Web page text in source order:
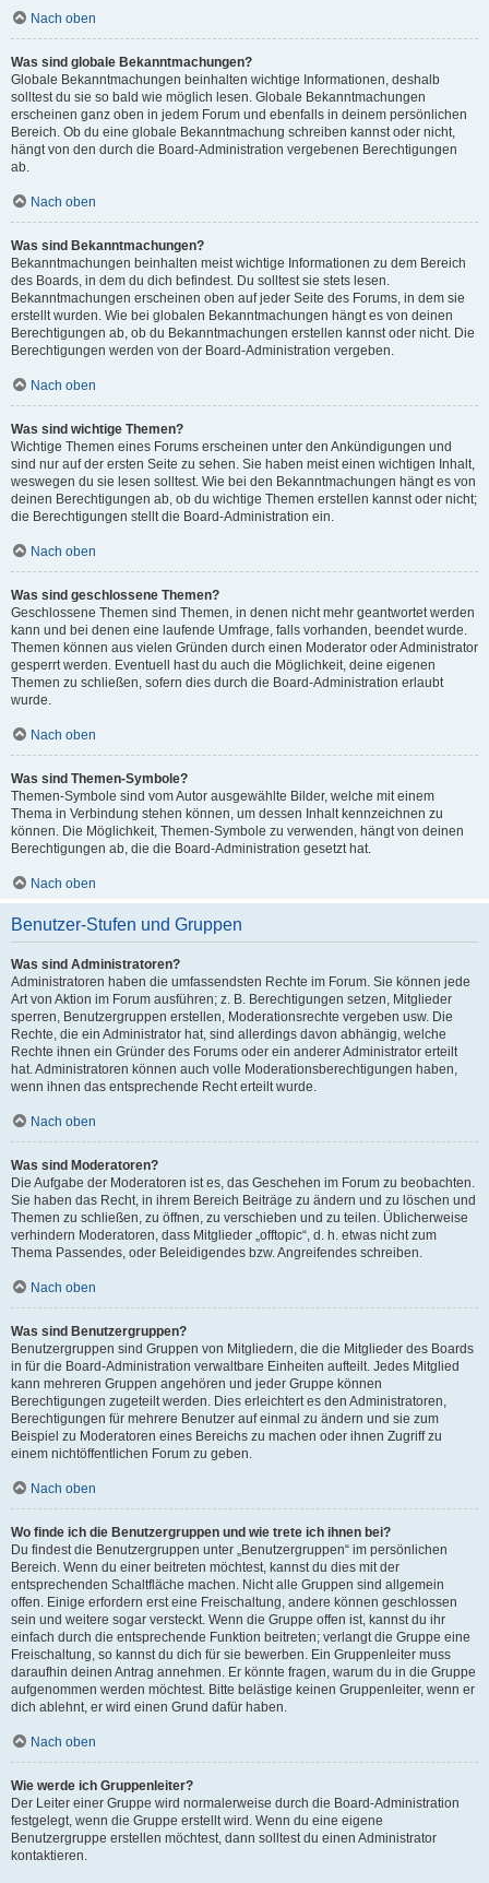
Nach oben
Was sind globale Bekanntmachungen?
Globale Bekanntmachungen beinhalten wichtige Informationen, deshalb
solltest du sie so bald wie möglich lesen. Globale Bekanntmachungen
erscheinen ganz oben in jedem Forum und ebenfalls in deinem persönlichen
Bereich. Ob du eine globale Bekanntmachung schreiben kannst oder nicht,
hängt von den durch die Board-Administration vergebenen Berechtigungen
ab.
Nach oben
Was sind Bekanntmachungen?
Bekanntmachungen beinhalten meist wichtige Informationen zu dem Bereich
des Boards, in dem du dich befindest. Du solltest sie stets lesen.
Bekanntmachungen erscheinen oben auf jeder Seite des Forums, in dem sie
erstellt wurden. Wie bei globalen Bekanntmachungen hängt es von deinen
Berechtigungen ab, ob du Bekanntmachungen erstellen kannst oder nicht. Die
Berechtigungen werden von der Board-Administration vergeben.
Nach oben
Was sind wichtige Themen?
Wichtige Themen eines Forums erscheinen unter den Ankündigungen und
sind nur auf der ersten Seite zu sehen. Sie haben meist einen wichtigen Inhalt,
weswegen du sie lesen solltest. Wie bei den Bekanntmachungen hängt es von
deinen Berechtigungen ab, ob du wichtige Themen erstellen kannst oder nicht;
die Berechtigungen stellt die Board-Administration ein.
Nach oben
Was sind geschlossene Themen?
Geschlossene Themen sind Themen, in denen nicht mehr geantwortet werden
kann und bei denen eine laufende Umfrage, falls vorhanden, beendet wurde.
Themen können aus vielen Gründen durch einen Moderator oder Administrator
gesperrt werden. Eventuell hast du auch die Möglichkeit, deine eigenen
Themen zu schließen, sofern dies durch die Board-Administration erlaubt
wurde.
Nach oben
Was sind Themen-Symbole?
Themen-Symbole sind vom Autor ausgewählte Bilder, welche mit einem
Thema in Verbindung stehen können, um dessen Inhalt kennzeichnen zu
können. Die Möglichkeit, Themen-Symbole zu verwenden, hängt von deinen
Berechtigungen ab, die die Board-Administration gesetzt hat.
Nach oben
Benutzer-Stufen und Gruppen
Was sind Administratoren?
Administratoren haben die umfassendsten Rechte im Forum. Sie können jede
Art von Aktion im Forum ausführen; z. B. Berechtigungen setzen, Mitglieder
sperren, Benutzergruppen erstellen, Moderationsrechte vergeben usw. Die
Rechte, die ein Administrator hat, sind allerdings davon abhängig, welche
Rechte ihnen ein Gründer des Forums oder ein anderer Administrator erteilt
hat. Administratoren können auch volle Moderationsberechtigungen haben,
wenn ihnen das entsprechende Recht erteilt wurde.
Nach oben
Was sind Moderatoren?
Die Aufgabe der Moderatoren ist es, das Geschehen im Forum zu beobachten.
Sie haben das Recht, in ihrem Bereich Beiträge zu ändern und zu löschen und
Themen zu schließen, zu öffnen, zu verschieben und zu teilen. Üblicherweise
verhindern Moderatoren, dass Mitglieder „offtopic“, d. h. etwas nicht zum
Thema Passendes, oder Beleidigendes bzw. Angreifendes schreiben.
Nach oben
Was sind Benutzergruppen?
Benutzergruppen sind Gruppen von Mitgliedern, die die Mitglieder des Boards
in für die Board-Administration verwaltbare Einheiten aufteilt. Jedes Mitglied
kann mehreren Gruppen angehören und jeder Gruppe können
Berechtigungen zugeteilt werden. Dies erleichtert es den Administratoren,
Berechtigungen für mehrere Benutzer auf einmal zu ändern und sie zum
Beispiel zu Moderatoren eines Bereichs zu machen oder ihnen Zugriff zu
einem nichtöffentlichen Forum zu geben.
Nach oben
Wo finde ich die Benutzergruppen und wie trete ich ihnen bei?
Du findest die Benutzergruppen unter „Benutzergruppen“ im persönlichen
Bereich. Wenn du einer beitreten möchtest, kannst du dies mit der
entsprechenden Schaltfläche machen. Nicht alle Gruppen sind allgemein
offen. Einige erfordern erst eine Freischaltung, andere können geschlossen
sein und weitere sogar versteckt. Wenn die Gruppe offen ist, kannst du ihr
einfach durch die entsprechende Funktion beitreten; verlangt die Gruppe eine
Freischaltung, so kannst du dich für sie bewerben. Ein Gruppenleiter muss
daraufhin deinen Antrag annehmen. Er könnte fragen, warum du in die Gruppe
aufgenommen werden möchtest. Bitte belästige keinen Gruppenleiter, wenn er
dich ablehnt, er wird einen Grund dafür haben.
Nach oben
Wie werde ich Gruppenleiter?
Der Leiter einer Gruppe wird normalerweise durch die Board-Administration
festgelegt, wenn die Gruppe erstellt wird. Wenn du eine eigene
Benutzergruppe erstellen möchtest, dann solltest du einen Administrator
kontaktieren.